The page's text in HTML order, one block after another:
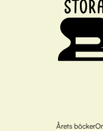
Årets böcker